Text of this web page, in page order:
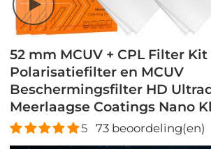
52 mm MCUV + CPL Filter
Polarisatiefilter en MCUV
Beschermingsfilter HD
Meerlaagse Coatings Nano
5 73beoordeling(en)